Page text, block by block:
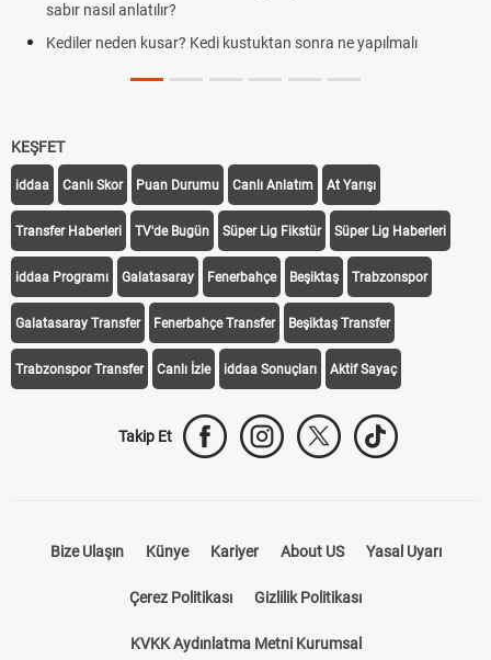
sabır nasıl anlatılır?
Kediler neden kusar? Kedi kustuktan sonra ne yapılmalı
KEŞFET
iddaa Canlı Skor Puan Durumu Canlı Anlatım At Yarışı
Transfer Haberleri TV'de Bugün Süper Lig Fikstür Süper Lig Haberleri
iddaa Programı Galatasaray Fenerbahçe Beşiktaş Trabzonspor
Galatasaray Transfer Fenerbahçe Transfer Beşiktaş Transfer
Trabzonspor Transfer Canlı İzle iddaa Sonuçları Aktif Sayaç
Takip Et
Bize Ulaşın Künye Kariyer About US Yasal Uyarı
Çerez Politikası Gizlilik Politikası
KVKK Aydınlatma Metni Kurumsal